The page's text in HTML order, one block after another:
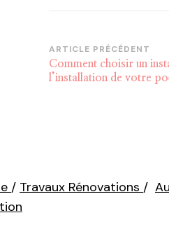
Navigation
d’article
ARTICLE PRÉCÉDENT
Comment choisir un
l’installation de votre
/ Travaux Rénovations /